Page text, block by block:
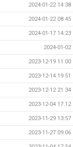
2024-01-22 14:38
2024-01-22 08:45
2024-01-17 14:23
2024-01-02
2023-12-19 11:00
2023-12-14 19:51
2023-12-12 21:34
2023-12-04 17:12
2023-11-29 13:57
2023-11-27 09:06